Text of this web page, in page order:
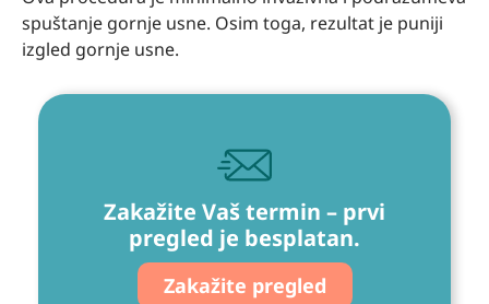
spuštanje gornje usne. Osim toga, rezultat je puniji
izgled gornje usne.
Zakažite Vaš termin – prvi
pregled je besplatan.
Zakažite pregled